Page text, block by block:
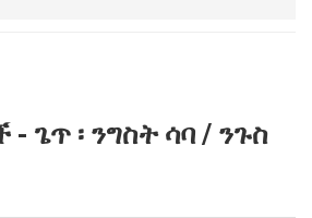
- ጌጥ ፡ ንግስት ሳባ / ንጉስ